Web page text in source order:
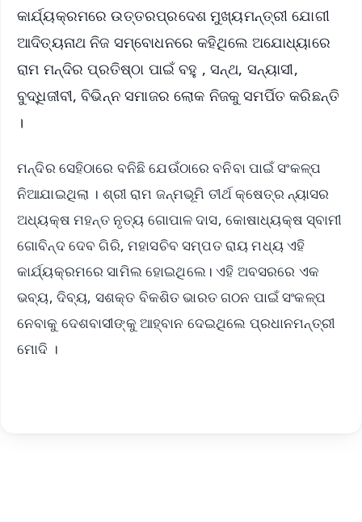
କାର୍ଯ୍ୟକ୍ରମରେ ଉତ୍ତରପ୍ରଦେଶ ମୁଖ୍ୟମନ୍ତ୍ରୀ ଯୋଗୀ
ଆଦିତ୍ୟନାଥ ନିଜ ସମ୍ବୋଧନରେ କହିଥିଲେ ଅଯୋଧ୍ୟାରେ
ରାମ ମନ୍ଦିର ପ୍ରତିଷ୍ଠା ପାଇଁ ବହୁ , ସନ୍ଥ, ସନ୍ୟାସୀ,
ବୁଦ୍ଧିଜୀବୀ, ବିଭିନ୍ନ ସମାଜର ଲୋକ ନିଜକୁ ସମର୍ପିତ କରିଛନ୍ତି
।
ମନ୍ଦିର ସେହିଠାରେ ବନିଛି ଯେଉଁଠାରେ ବନିବା ପାଇଁ ସଂକଳ୍ପ
ନିଆଯାଇଥିଲା । ଶ୍ରୀ ରାମ ଜନ୍ମଭୂମି ତୀର୍ଥ କ୍ଷେତ୍ର ନ୍ୟାସର
ଅଧ୍ୟକ୍ଷ ମହନ୍ତ ନୃତ୍ୟ ଗୋପାଳ ଦାସ, କୋଷାଧ୍ୟକ୍ଷ ସ୍ବାମୀ
ଗୋବିନ୍ଦ ଦେବ ଗିରି, ମହାସଚିବ ସମ୍ପତ ରାୟ ମଧ୍ୟ ଏହି
କାର୍ଯ୍ୟକ୍ରମରେ ସାମିଲ ହୋଇଥିଲେ। ଏହି ଅବସରରେ ଏକ
ଭବ୍ୟ, ଦିବ୍ୟ, ସଶକ୍ତ ବିକଶିତ ଭାରତ ଗଠନ ପାଇଁ ସଂକଳ୍ପ
ନେବାକୁ ଦେଶବାସୀଙ୍କୁ ଆହ୍ବାନ ଦେଇଥିଲେ ପ୍ରଧାନମନ୍ତ୍ରୀ
ମୋଦି ।